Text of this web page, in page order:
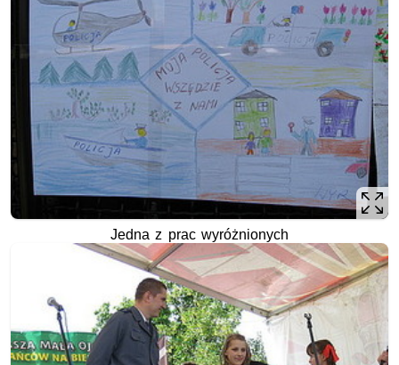
Jedna z prac wyróżnionych